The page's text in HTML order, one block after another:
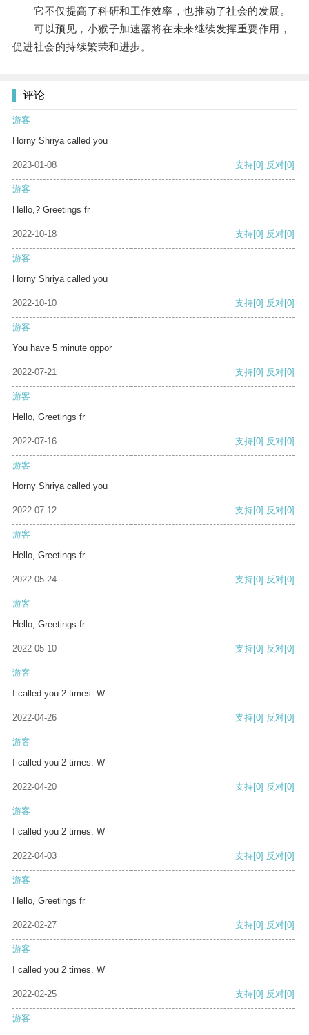
它不仅提高了科研和工作效率，也推动了社会的发展。
可以预见，小猴子加速器将在未来继续发挥重要作用，
促进社会的持续繁荣和进步。
评论
游客
Horny Shriya called you
2023-01-08 支持[0] 反对[0]
游客
Hello,? Greetings fr
2022-10-18 支持[0] 反对[0]
游客
Horny Shriya called you
2022-10-10 支持[0] 反对[0]
游客
You have 5 minute oppor
2022-07-21 支持[0] 反对[0]
游客
Hello, Greetings fr
2022-07-16 支持[0] 反对[0]
游客
Horny Shriya called you
2022-07-12 支持[0] 反对[0]
游客
Hello, Greetings fr
2022-05-24 支持[0] 反对[0]
游客
Hello, Greetings fr
2022-05-10 支持[0] 反对[0]
游客
I called you 2 times. W
2022-04-26 支持[0] 反对[0]
游客
I called you 2 times. W
2022-04-20 支持[0] 反对[0]
游客
I called you 2 times. W
2022-04-03 支持[0] 反对[0]
游客
Hello, Greetings fr
2022-02-27 支持[0] 反对[0]
游客
I called you 2 times. W
2022-02-25 支持[0] 反对[0]
游客